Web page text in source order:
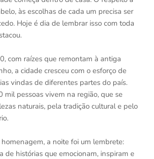
às escolhas de cada um precisa ser
Hoje é dia de lembrar isso com toda
com raízes que remontam à antiga
a cidade cresceu com o esforço de
vindas de diferentes partes do país.
mil pessoas vivem na região, que se
naturais, pela tradição cultural e pelo
a noite foi um lembrete:
de histórias que emocionam, inspiram e